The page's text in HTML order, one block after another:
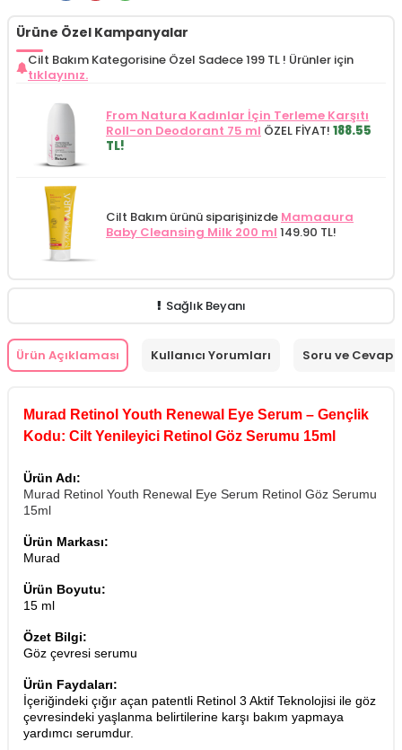
Ürüne Özel Kampanyalar
Cilt Bakım Kategorisine Özel Sadece 199 TL ! Ürünler için
tıklayınız.
From Natura Kadınlar İçin Terleme Karşıtı
Roll-on Deodorant 75 ml ÖZEL FİYAT! 188.55
TL!
Cilt Bakım ürünü siparişinizde Mamaaura
Baby Cleansing Milk 200 ml 149.90 TL!
Sağlık Beyanı
Ürün Açıklaması Kullanıcı Yorumları Soru ve Cevap
Murad Retinol Youth Renewal Eye Serum – Gençlik
Kodu: Cilt Yenileyici Retinol Göz Serumu 15ml
Ürün Adı:
Murad Retinol Youth Renewal Eye Serum Retinol Göz Serumu
15ml
Ürün Markası:
Murad
Ürün Boyutu:
15 ml
Özet Bilgi:
Göz çevresi serumu
Ürün Faydaları:
İçeriğindeki çığır açan patentli Retinol 3 Aktif Teknolojisi ile göz
çevresindeki yaşlanma belirtilerine karşı bakım yapmaya
yardımcı serumdur.